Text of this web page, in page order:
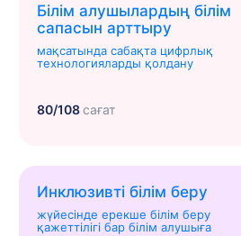
Білім алушылардың білім
сапасын арттыру
мақсатында сабақта цифрлық
технологияларды қолдану
80/108сағат
Инклюзивті білім беру
жүйесінде ерекше білім беру
қажеттілігі бар білім алушыға